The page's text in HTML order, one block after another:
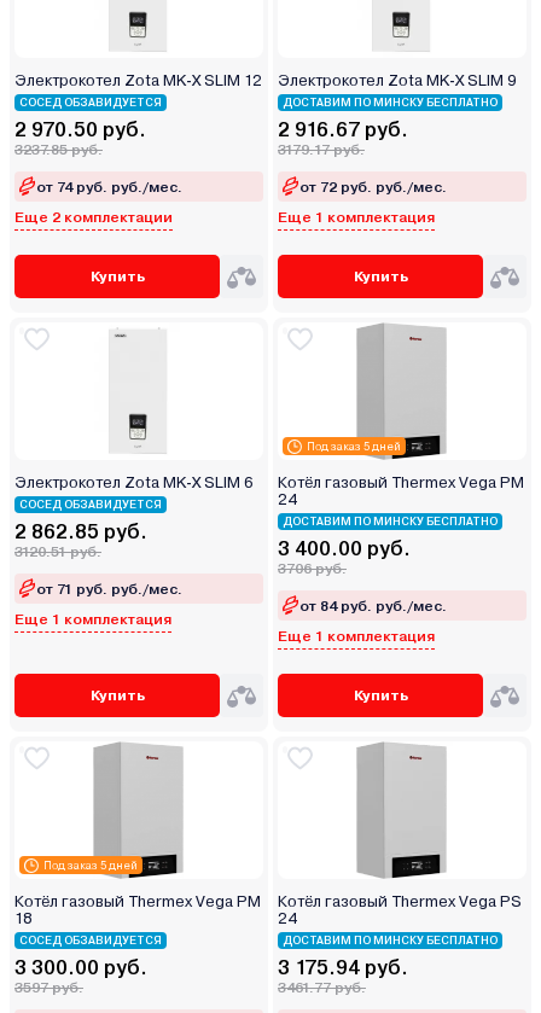
Электрокотел Zota MK-X SLIM 12
СОСЕД ОБЗАВИДУЕТСЯ
2 970.50 руб.
3237.85 руб.
от 74 руб. руб./мес.
Еще 2 комплектации
Купить
Электрокотел Zota MK-X SLIM 9
ДОСТАВИМ ПО МИНСКУ БЕСПЛАТНО
2 916.67 руб.
3179.17 руб.
от 72 руб. руб./мес.
Еще 1 комплектация
Купить
Электрокотел Zota MK-X SLIM 6
СОСЕД ОБЗАВИДУЕТСЯ
2 862.85 руб.
3120.51 руб.
от 71 руб. руб./мес.
Еще 1 комплектация
Купить
Под заказ 5 дней
Котёл газовый Thermex Vega PM
24
ДОСТАВИМ ПО МИНСКУ БЕСПЛАТНО
3 400.00 руб.
3706 руб.
от 84 руб. руб./мес.
Еще 1 комплектация
Купить
Под заказ 5 дней
Котёл газовый Thermex Vega PM
18
СОСЕД ОБЗАВИДУЕТСЯ
3 300.00 руб.
3597 руб.
Котёл газовый Thermex Vega PS
24
ДОСТАВИМ ПО МИНСКУ БЕСПЛАТНО
3 175.94 руб.
3461.77 руб.